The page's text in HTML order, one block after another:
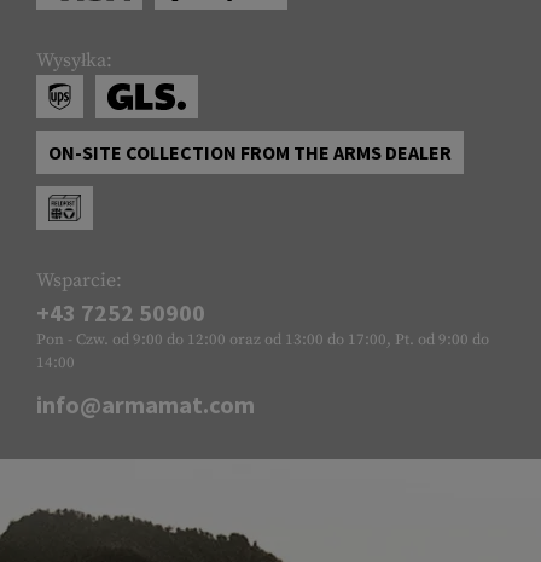
Wysyłka:
ON-SITE COLLECTION FROM THE ARMS DEALER
Wsparcie:
+43 7252 50900
Pon - Czw. od 9:00 do 12:00 oraz od 13:00 do 17:00, Pt. od 9:00 do
14:00
info@armamat.com